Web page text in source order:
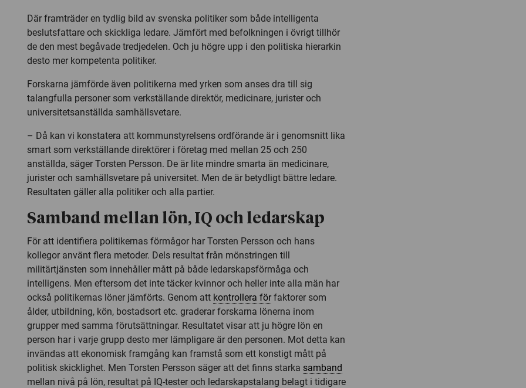
Där framträder en tydlig bild av svenska politiker som både intelligenta
beslutsfattare och skickliga ledare. Jämfört med befolkningen i övrigt tillhör
de den mest begåvade tredjedelen. Och ju högre upp i den politiska hierarkin
desto mer kompetenta politiker.
Forskarna jämförde även politikerna med yrken som anses dra till sig
talangfulla personer som verkställande direktör, medicinare, jurister och
universitetsanställda samhällsvetare.
– Då kan vi konstatera att kommunstyrelsens ordförande är i genomsnitt lika
smart som verkställande direktörer i företag med mellan 25 och 250
anställda, säger Torsten Persson. De är lite mindre smarta än medicinare,
jurister och samhällsvetare på universitet. Men de är betydligt bättre ledare.
Resultaten gäller alla politiker och alla partier.
Samband mellan lön, IQ och ledarskap
För att identifiera politikernas förmågor har Torsten Persson och hans
kollegor använt flera metoder. Dels resultat från mönstringen till
militärtjänsten som innehåller mått på både ledarskapsförmåga och
intelligens. Men eftersom det inte täcker kvinnor och heller inte alla män har
också politikernas löner jämförts. Genom att kontrollera förfaktorer som
ålder, utbildning, kön, bostadsort etc. graderar forskarna lönerna inom
grupper med samma förutsättningar. Resultatet visar att ju högre lön en
person har i varje grupp desto mer lämpligare är den personen. Mot detta kan
invändas att ekonomisk framgång kan framstå som ett konstigt mått på
politisk skicklighet. Men Torsten Persson säger att det finns starka samband
mellan nivå på lön, resultat på IQ-tester och ledarskapstalang belagt i tidigare